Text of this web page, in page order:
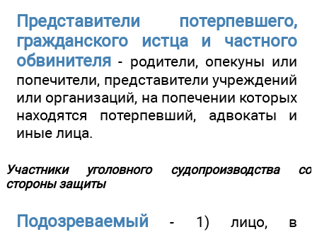
Представители потерпевшего,
гражданского истца и частного
обвинителя - родители, опекуны или
попечители, представители учреждений
или организаций, на попечении которых
находятся потерпевший, адвокаты и
иные лица.
Участники уголовного судопроизводства со
стороны защиты
Подозреваемый - 1) лицо, в